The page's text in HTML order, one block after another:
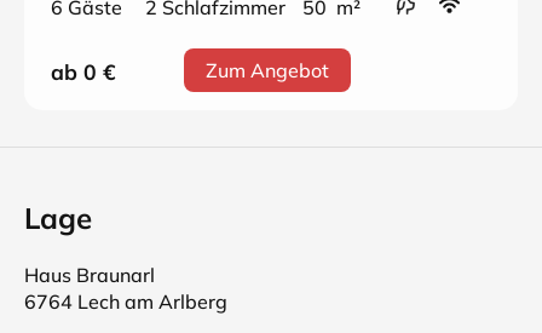
6 Gäste
2 Schlafzimmer 50 m²
ab 0 € Zum Angebot
Lage
Haus Braunarl
6764 Lech am Arlberg